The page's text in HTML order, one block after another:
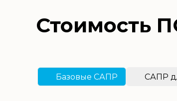
Стоимость
Базовые САПР САПР